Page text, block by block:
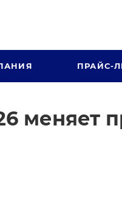
ПРАЙС-
меняет